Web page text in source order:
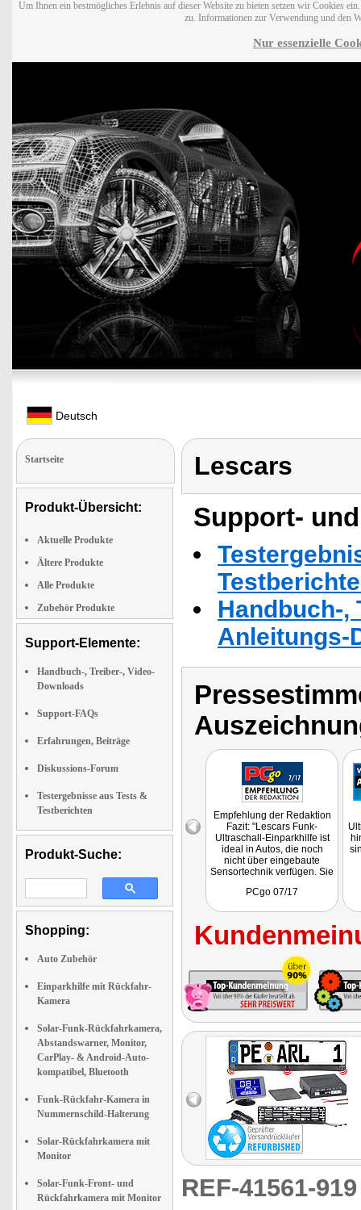
Um Ihnen ein bestmögliches Erlebnis auf dieser Website zu bieten setzen wir Cookies
zu. Informationen zur Verwendung und den
Nur essenzielle
Deutsch
Startseite
Produkt-Übersicht:
Aktuelle Produkte
Ältere Produkte
Alle Produkte
Zubehör Produkte
Support-Elemente:
Handbuch-, Treiber-, Video-
Downloads
Support-FAQs
Erfahrungen, Beiträge
Diskussions-Forum
Testergebnisse aus Tests &
Testberichten
Produkt-Suche:
Shopping:
Auto Zubehör
Einparkhilfe mit Rückfahr-
Kamera
Solar-Funk-Rückfahrkamera,
Abstandswarner, Monitor,
CarPlay- & Android-Auto-
kompatibel, Bluetooth
Funk-Rückfahr-Kamera in
Nummernschild-Halterung
Solar-Rückfahrkamera mit
Monitor
Solar-Funk-Front- und
Rückfahrkamera mit Monitor
Lescars
Support-
Handbuch-,
Anleitungs-
Empfehlung der Redaktion
Fazit: "Lescars Funk-
Ultraschall-Einparkhilfe ist
ideal in Autos, die noch
nicht über eingebaute
Sensortechnik verfügen. Sie
auch akustisch vor
Auto.So wird das
Rückwärtsfahren und
PCgo 07/17
REF-41561-